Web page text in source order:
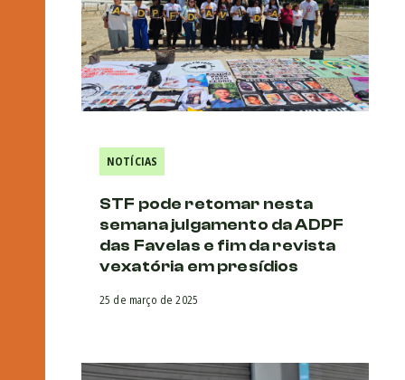
NOTÍCIAS
STF pode retomar nesta
semana julgamento da ADPF
das Favelas e fim da revista
vexatória em presídios
25 de março de 2025